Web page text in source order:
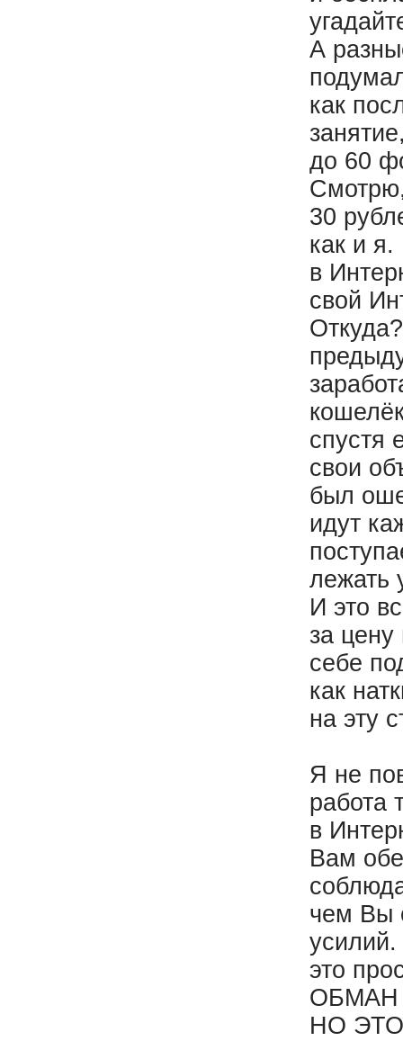
А
как
до 60
30
как и
в
свой
спустя
свои
был
идут
лежать
И это
за
себе
как
на эту
Я не
работа
в
Вам
чем Вы
усилий.
это
ОБМАН
НО ЭТО